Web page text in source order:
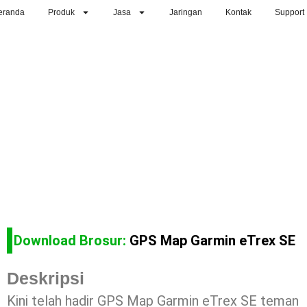
Produk Jasa Jaringan Kontak Support
Download Brosur: GPS Map Garmin eTrex SE
Deskripsi
Kini telah hadir GPS Map Garmin eTrex SE teman